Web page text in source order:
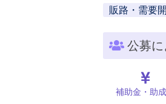
販路・需要
公募
補助金・助